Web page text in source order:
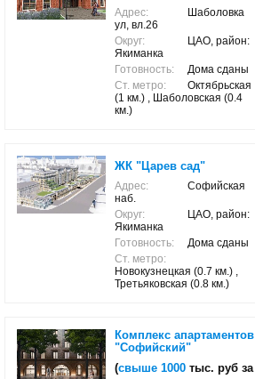
Адрес:
Шаболовка
ул, вл.26
Округ:
ЦАО, район:
Якиманка
Готовность:
Дома сданы
Ст. метро:
Октябрьская
(1 км.) , Шаболовская (0.4
км.)
ЖК "Царев сад"
Адрес:
Софийская
наб.
Округ:
ЦАО, район:
Якиманка
Готовность:
Дома сданы
Ст. метро:
Новокузнецкая (0.7 км.) ,
Третьяковская (0.8 км.)
Комплекс апартаментов
"Софийский"
(свыше 1000 тыс. руб за